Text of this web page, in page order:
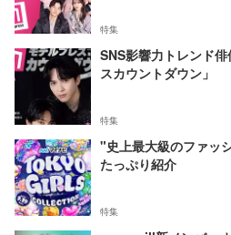
特集
SNS影響力トレンド
スカウントダウン」
特集
"史上最大級のファッ
たっぷり紹介
特集